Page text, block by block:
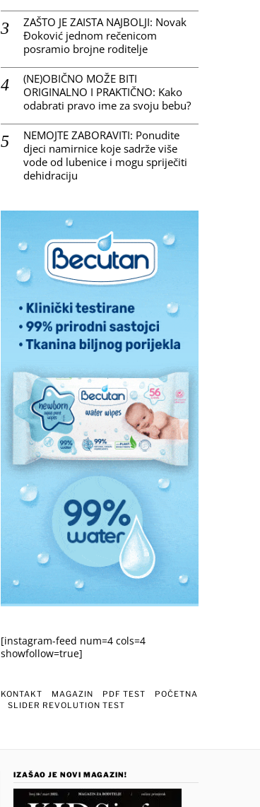
ZAŠTO JE ZAISTA NAJBOLJI: Novak
Đoković jednom rečenicom
posramio brojne roditelje
(NE)OBIČNO MOŽE BITI
ORIGINALNO I PRAKTIČNO: Kako
odabrati pravo ime za svoju bebu?
NEMOJTE ZABORAVITI: Ponudite
djeci namirnice koje sadrže više
vode od lubenice i mogu spriječiti
dehidraciju
[instagram-feed num=4 cols=4
showfollow=true]
KONTAKT MAGAZIN PDF TEST
POČETNA
SLIDER REVOLUTION TEST
IZAŠAO JE NOVI MAGAZIN!